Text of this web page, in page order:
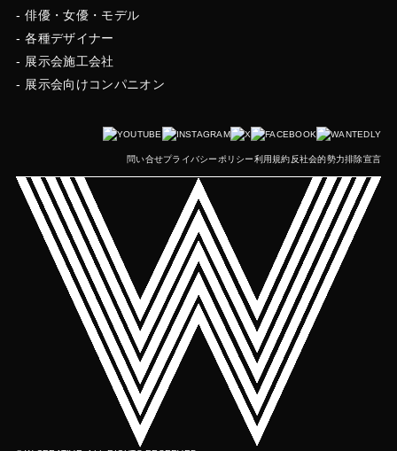
俳優・女優・モデル
各種デザイナー
展示会施工会社
展示会向けコンパニオン
問い合せプライバシーポリシー利用規約反社会的勢力排除宣言